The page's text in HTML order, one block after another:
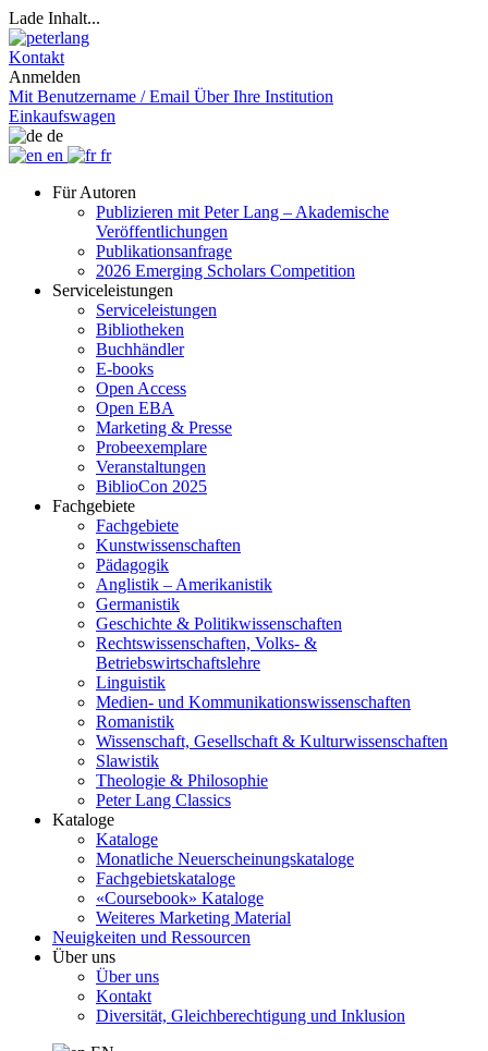
Lade Inhalt...
Kontakt
Anmelden
Mit Benutzername / Email Über Ihre Institution
Einkaufswagen
de
en
fr
Für Autoren
Publizieren mit Peter Lang – Akademische
Veröffentlichungen
Publikationsanfrage
2026 Emerging Scholars Competition
Serviceleistungen
Serviceleistungen
Bibliotheken
Buchhändler
E-books
Open Access
Open EBA
Marketing & Presse
Probeexemplare
Veranstaltungen
BiblioCon 2025
Fachgebiete
Fachgebiete
Kunstwissenschaften
Pädagogik
Anglistik – Amerikanistik
Germanistik
Geschichte & Politikwissenschaften
Rechtswissenschaften, Volks- &
Betriebswirtschaftslehre
Linguistik
Medien- und Kommunikationswissenschaften
Romanistik
Wissenschaft, Gesellschaft & Kulturwissenschaften
Slawistik
Theologie & Philosophie
Peter Lang Classics
Kataloge
Kataloge
Monatliche Neuerscheinungskataloge
Fachgebietskataloge
«Coursebook» Kataloge
Weiteres Marketing Material
Neuigkeiten und Ressourcen
Über uns
Über uns
Kontakt
Diversität, Gleichberechtigung und Inklusion